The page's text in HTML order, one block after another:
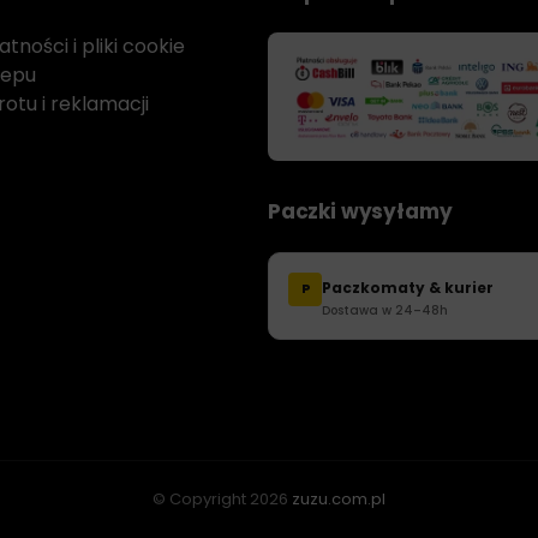
i pliki cookie
i reklamacji
Paczki wysyłamy
P Paczkomaty & kurier
Dostawa w 24–48h
© Copyright 2026 zuzu.com.pl